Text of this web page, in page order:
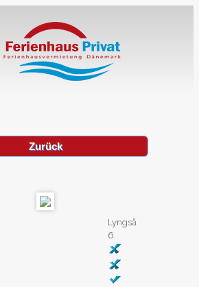
Zurück
Lyngså
6